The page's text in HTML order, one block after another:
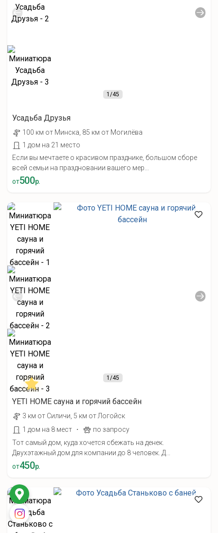
1/45
Усадьба Друзья
100 км от Минска, 85 км от Могилёва
1 дом на 21 место
Если вы мечтаете о красивом празднике, большом сборе
всей семьи на праздновании вашего мер...
от500р.
1/45
YETI HOME cауна и горячий бассейн
3 км от Силичи, 5 км от Логойск
1 дом на 8 мест
·
по запросу
Тот самый дом, куда хочется сбежать на денек.
Двухэтажный дом для компании до 8 человек. Д...
от450р.